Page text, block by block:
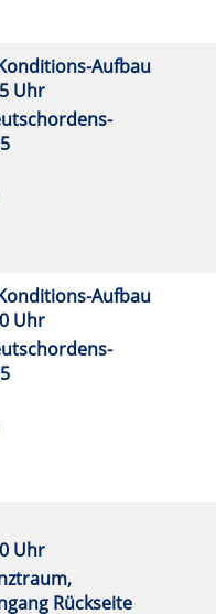
Aufbau
Uhr
Aufbau
Uhr
Uhr
Rückseite